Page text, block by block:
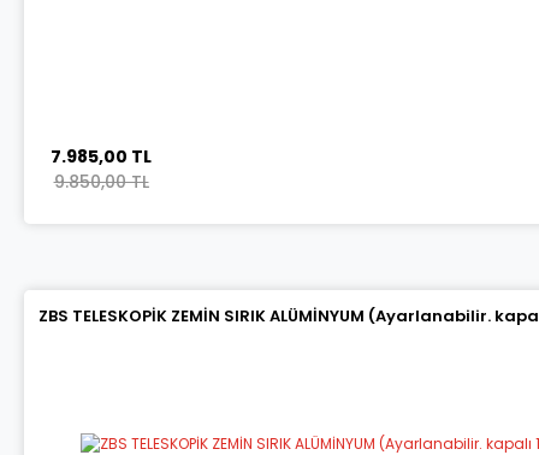
7.985,00 TL
9.850,00 TL
ZBS TELESKOPİK ZEMİN SIRIK ALÜMİNYUM (Ayarlanabilir.